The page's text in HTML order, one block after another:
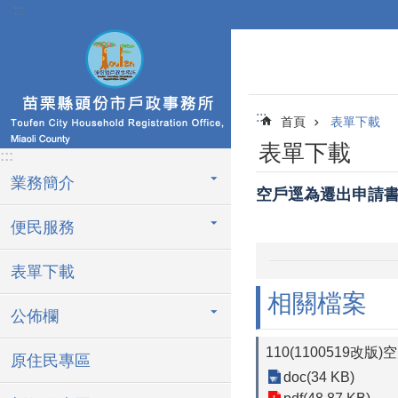
跳到主要內容區塊
:::
:::
業務簡介
便民服務
表單下載
公佈欄
原住民專區
::: 首頁 表單下載
表單下載
空戶逕為遷出申請
相關檔案
110(1100519改版)
doc(34 KB)